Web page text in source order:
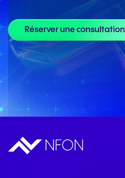
Réserver une consultation